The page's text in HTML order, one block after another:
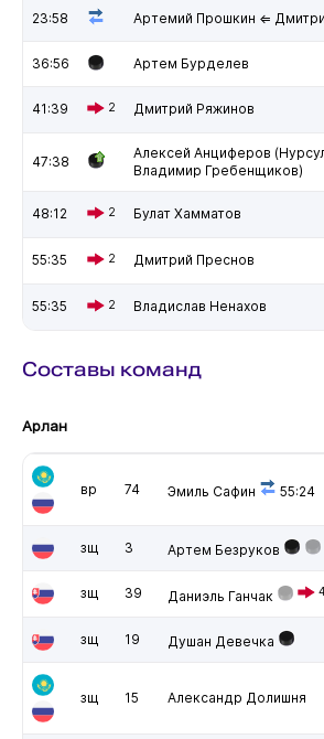
23:58 Артемий Прошкин ⇐
36:56 Артем Бурделев
41:39 2 Дмитрий Ряжинов
47:38
Алексей Анциферов
Владимир Гребенщиков)
48:12 2 Булат Хамматов
55:35 2 Дмитрий Преснов
55:35 2 Владислав Ненахов
Составы команд
Арлан
вр 74 Эмиль Сафин 55:24
зщ 3 Артем Безруков
зщ 39 Даниэль Ганчак 4
зщ 19 Душан Девечка
зщ 15 Александр Долишня